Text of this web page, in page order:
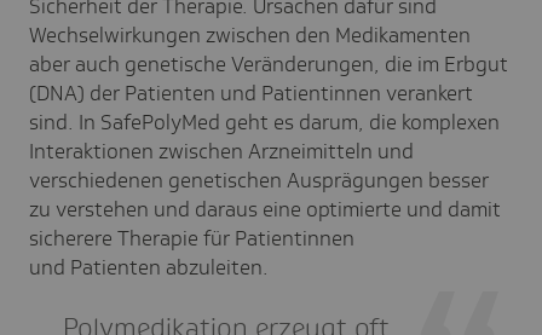
Sicherheit der Therapie. Ursachen dafür sind
Wechselwirkungen zwischen den Medikamenten
aber auch genetische Veränderungen, die im Erbgut
(DNA) der Patienten und Patientinnen verankert
sind. In SafePolyMed geht es darum, die komplexen
Interaktionen zwischen Arzneimitteln und
verschiedenen genetischen Ausprägungen besser
zu verstehen und daraus eine optimierte und damit
sicherere Therapie für Patientinnen
und Patienten abzuleiten.
Polymedikation erzeugt oft